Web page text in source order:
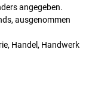
angegeben.
ausgenommen
Handel, Handwerk